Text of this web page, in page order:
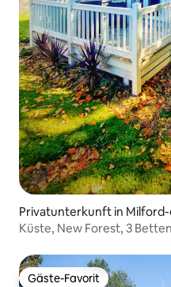
Privatunterkunft in Milford-
Küste, New Forest, 3
Gäste-Favorit